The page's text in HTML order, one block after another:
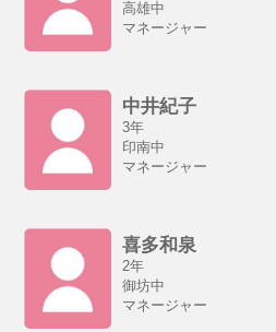
高雄中
マネージャー
中井紀子
3年
印南中
マネージャー
喜多和泉
2年
御坊中
マネージャー